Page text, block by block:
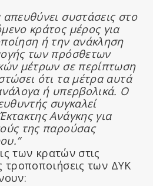
συστάσεις στο
κράτος μέρος για
ή την ανάκληση
των πρόσθετων
μέτρων σε περίπτωση
ότι τα μέτρα αυτά
ή υπερβολικά. Ο
συγκαλεί
Ανάγκης για
της παρούσας
των κρατών στις
τροποποιήσεις των ΔΥΚ